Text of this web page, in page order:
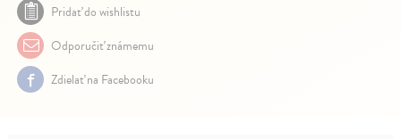
Pridať do wishlistu
Odporučiť známemu
Zdielať na Facebooku